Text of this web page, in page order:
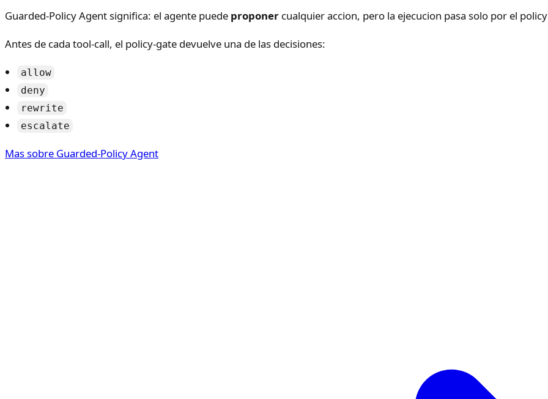
Guarded-Policy Agent significa: el agente puede proponer cualquier accion, pero la ejecucion pasa solo por el
Antes de cada tool-call, el policy-gate devuelve una de las decisiones:
allow
deny
rewrite
escalate
Mas sobre Guarded-Policy Agent